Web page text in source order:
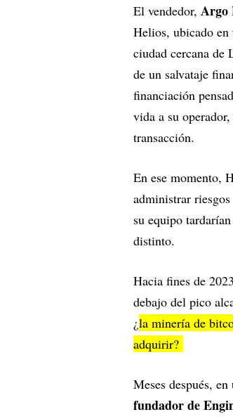
El vendedor, Argo
Helios, ubicado en
ciudad cercana de
de un salvataje
financiación
vida a su
transacción.
En ese momento,
administrar
su equipo
distinto.
Hacia fines de
debajo del pico
¿la minería de
adquirir?
Meses después,
fundador de